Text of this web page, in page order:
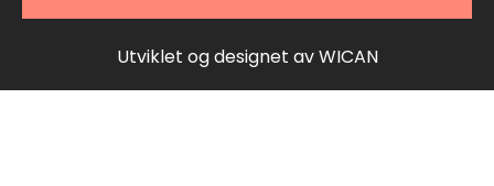
Utviklet og designet avWICAN